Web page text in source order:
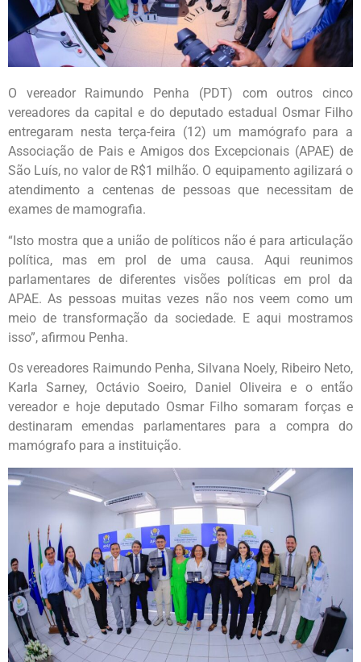
O vereador Raimundo Penha (PDT) com outros cinco
vereadores da capital e do deputado estadual Osmar Filho
entregaram nesta terça-feira (12) um mamógrafo para a
Associação de Pais e Amigos dos Excepcionais (APAE) de
São Luís, no valor de R$1 milhão. O equipamento agilizará o
atendimento a centenas de pessoas que necessitam de
exames de mamografia.
“Isto mostra que a união de políticos não é para articulação
política, mas em prol de uma causa. Aqui reunimos
parlamentares de diferentes visões políticas em prol da
APAE. As pessoas muitas vezes não nos veem como um
meio de transformação da sociedade. E aqui mostramos
isso”, afirmou Penha.
Os vereadores Raimundo Penha, Silvana Noely, Ribeiro Neto,
Karla Sarney, Octávio Soeiro, Daniel Oliveira e o então
vereador e hoje deputado Osmar Filho somaram forças e
destinaram emendas parlamentares para a compra do
mamógrafo para a instituição.